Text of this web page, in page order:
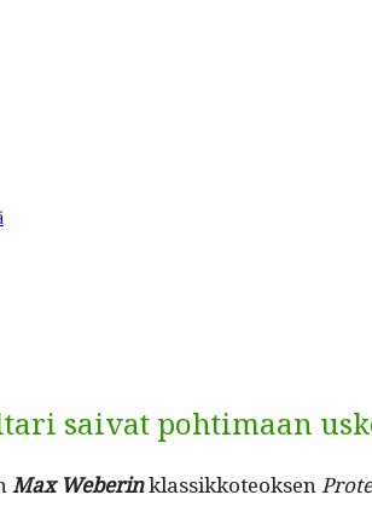
saivat pohtimaan
Max Weberinklas­sikko­teok­sen